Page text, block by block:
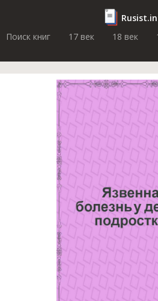
Поиск книг
17 век 18 век